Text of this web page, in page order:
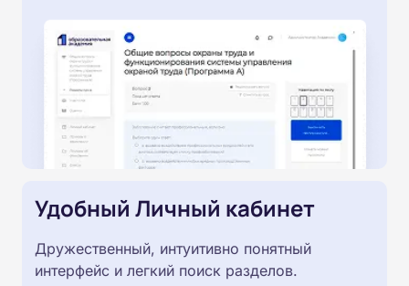
Удобный Личный кабинет
Дружественный, интуитивно понятный
интерфейс и легкий поиск разделов.